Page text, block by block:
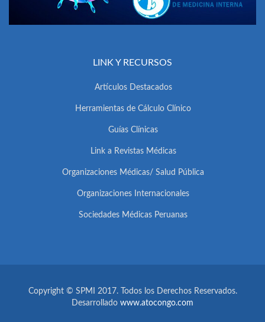
LINK Y RECURSOS
Artículos Destacados
Herramientas de Cálculo Clínico
Guías Clínicas
Link a Revistas Médicas
Organizaciones Médicas/ Salud Pública
Organizaciones Internacionales
Sociedades Médicas Peruanas
Copyright © SPMI 2017. Todos los Derechos Reservados.
Desarrollado www.atocongo.com